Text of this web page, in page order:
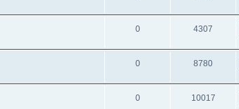
0 4307
0 8780
0 10017